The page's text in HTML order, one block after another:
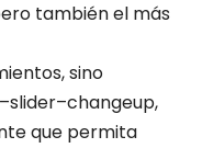
también el más
sino
que permita